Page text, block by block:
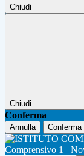
Chiudi
Chiudi
Conferma
Annulla Conferma
Comprensivo 1